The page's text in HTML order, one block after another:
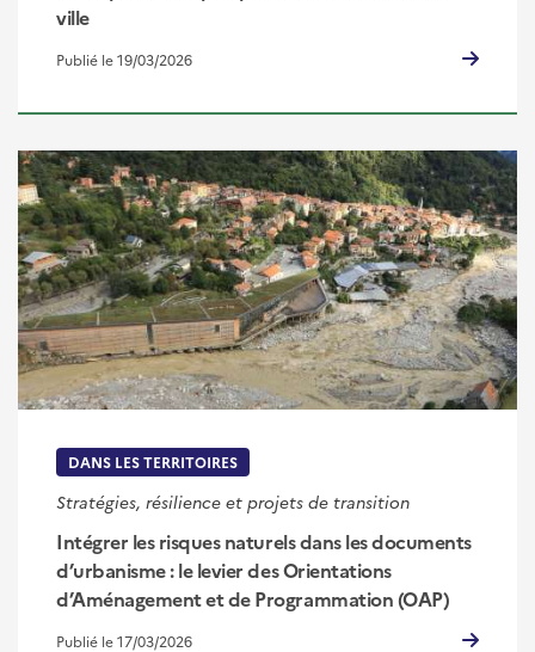
ville
Publié le 19/03/2026
DANS LES TERRITOIRES
Stratégies, résilience et projets de transition
Intégrer les risques naturels dans les documents
d’urbanisme : le levier des Orientations
d’Aménagement et de Programmation (OAP)
Publié le 17/03/2026